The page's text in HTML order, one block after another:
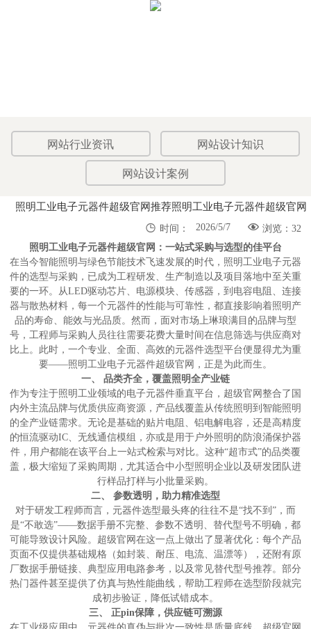
网站行业资讯 网站设计知识
网站设计案例
照明工业电子元器件超级官网推荐照明工业电子元器件超级官网
 浏览：32
 时间：
2026/5/7
照明工业电子元器件超级官网：一站式采购与选型的佳平台
在当今智能照明与绿色节能技术飞速发展的时代，照明工业电子元器
件的选型与采购，已成为工程研发、生产制造以及项目落地中至关重
要的一环。从LED驱动芯片、电源模块、传感器，到电容电阻、连接
器与散热材料，每一个元器件的性能与可靠性，都直接影响着照明产
品的寿命、能效与光品质。然而，面对市场上琳琅满目的品牌与型
号，工程师与采购人员往往需要花费大量时间在信息筛选与供应商对
比上。此时，一个专业、全面、高效的元器件选型平台便显得尤为重
要——照明工业电子元器件超级官网，正是为此而生。
一、 品类齐全，覆盖照明全产业链
作为专注于照明工业领域的电子元器件垂直平台，超级官网整合了国
内外主流品牌与优质供应商资源，产品线覆盖从传统照明到智能照明
的全产业链需求。无论是基础的贴片电阻、铝电解电容，还是高精度
的恒流驱动IC、无线通信模组，亦或是用于户外照明的防浪涌保护器
件，用户都能在该平台上一站式检索与对比。这种“超市式”的品类覆
盖，极大缩短了采购周期，尤其适合中小型照明企业以及研发团队进
行样品打样与小批量采购。
二、 参数透明，助力精准选型
对于研发工程师而言，元器件选型最头疼的往往不是“找不到”，而
是“不敢选”——数据手册不完整、参数不透明、替代型号不明确，都
可能导致设计风险。超级官网在这一点上做出了显著优化：每个产品
页面不仅提供基础规格（如封装、耐压、电流、温漂等），还附有原
厂数据手册链接、典型应用电路参考，以及常见替代型号推荐。部分
热门器件甚至提供了仿真与热性能曲线，帮助工程师在选型阶段就完
成初步验证，降低试错成本。
三、 正pin保障，供应链可溯源